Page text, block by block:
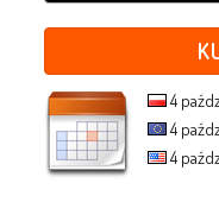
4
4
4